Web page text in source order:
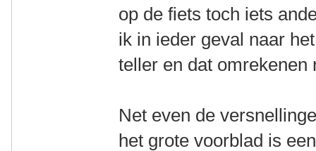
op de fiets toch iets
ik in ieder geval naar
teller en dat omrekenen
Net even de
het grote voorblad is